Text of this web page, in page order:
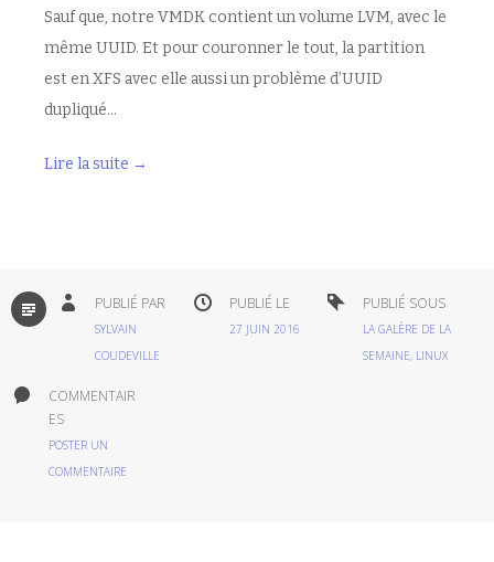
Sauf que, notre VMDK contient un volume LVM, avec le
même UUID. Et pour couronner le tout, la partition
est en XFS avec elle aussi un problème d’UUID
dupliqué…
Lire la suite →
PAR
DÉFAUT
PUBLIÉ PAR
SYLVAIN
COUDEVILLE
PUBLIÉ LE
27 JUIN 2016
PUBLIÉ SOUS
LA GALÈRE DE LA
SEMAINE, LINUX
COMMENTAIR
ES
POSTER UN
COMMENTAIRE